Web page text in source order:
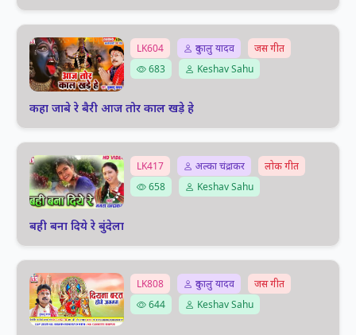
LK604 दुकालु यादव
जस गीत
683
Keshav Sahu
कहा जाबे रे बैरी आज तोर काल खड़े हे
LK417 अल्का चंद्राकर
लोक गीत
658
Keshav Sahu
बही बना दिये रे बुंदेला
LK808 दुकालु यादव
जस गीत
644
Keshav Sahu